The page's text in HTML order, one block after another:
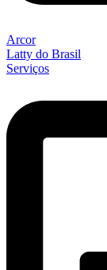
Arcor
Latty do Brasil
Serviços